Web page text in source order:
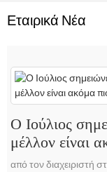
Εταιρικά Νέα
Ο Ιούλιος
μέλλον είναι
από τον διαχειριστή